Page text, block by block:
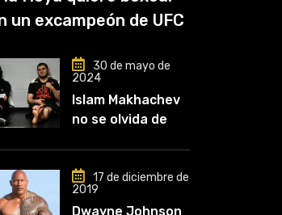
un excampeón de UFC
30 de mayo de
2024
Islam Makhachev
no se olvida de
que comencé a
entrenar, jugó un
17 de diciembre de
2019
Dwayne Johnson